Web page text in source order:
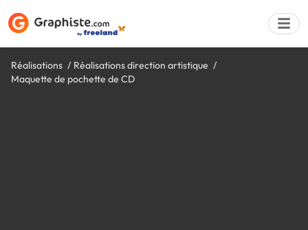
Réalisations
Réalisations direction artistique
Maquette de pochette de CD